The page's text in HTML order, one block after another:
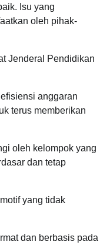
Isu yang
oleh pihak-
Jenderal Pendidikan
anggaran
terus memberikan
oleh kelompok yang
dan tetap
yang tidak
dan berbasis pada